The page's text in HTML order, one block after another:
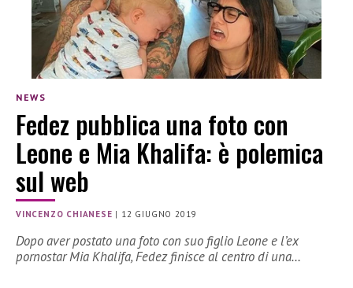
NEWS
Fedez pubblica una foto con
Leone e Mia Khalifa: è polemica
sul web
VINCENZO CHIANESE | 12 GIUGNO 2019
Dopo aver postato una foto con suo figlio Leone e l’ex
pornostar Mia Khalifa, Fedez finisce al centro di una…